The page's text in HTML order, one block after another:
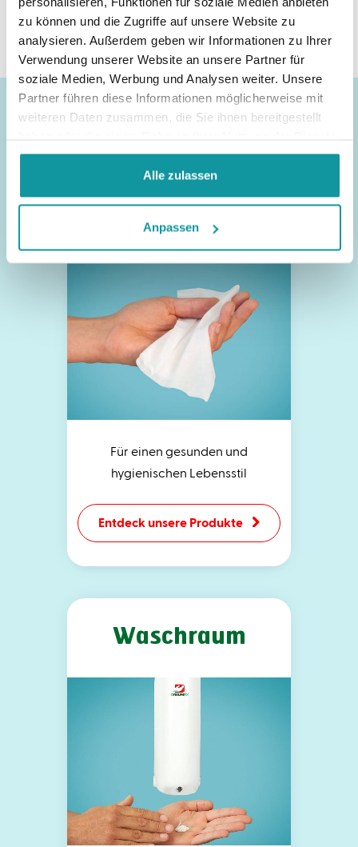
zu können und die Zugriffe auf unsere Website zu
analysieren. Außerdem geben wir Informationen zu Ihrer
Verwendung unserer Website an unsere Partner für
soziale Medien, Werbung und Analysen weiter. Unsere
Partner führen diese Informationen möglicherweise mit
weiteren Daten zusammen, die Sie ihnen bereitgestellt
gesammelt haben.
Alle zulassen
Anpassen
Dreumex Classic
Desinfektion
Für einen gesunden und
hygienischen Lebensstil
Entdeck unsere Produkte
Waschraum